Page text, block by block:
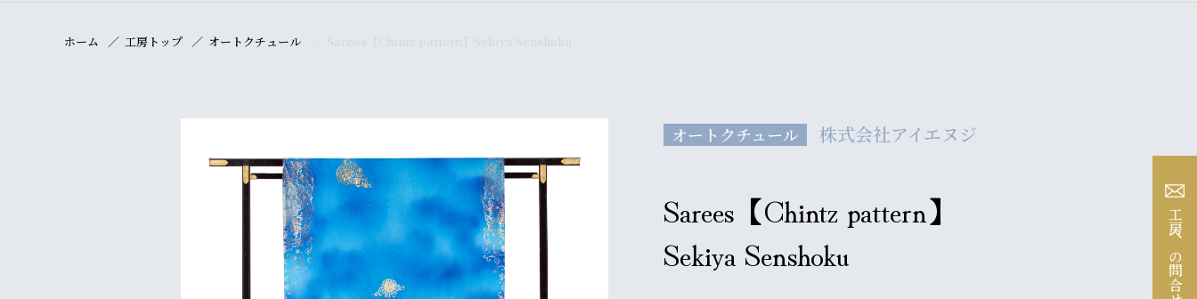
工房への問合せ
ホーム 工房トップ オートクチュール
オートクチュール 株式会社アイエヌジ
Sarees【Chintz pattern】
Sekiya Senshoku